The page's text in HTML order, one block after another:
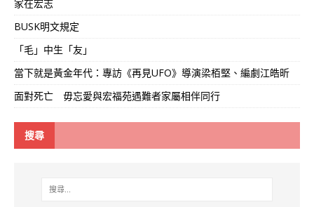
家在宏志
BUSK明文規定
「毛」中生「友」
當下就是黃金年代：專訪《再見UFO》導演梁栢堅、編劇江皓昕
面對死亡 毋忘愛與宏福苑遇難者家屬相伴同行
搜尋